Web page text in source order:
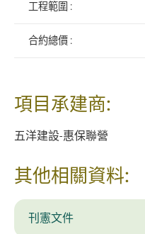
工程範圍 :
合約總價 :
項目承建商:
五洋建設-惠保聯營
其他相關資料:
刊憲文件